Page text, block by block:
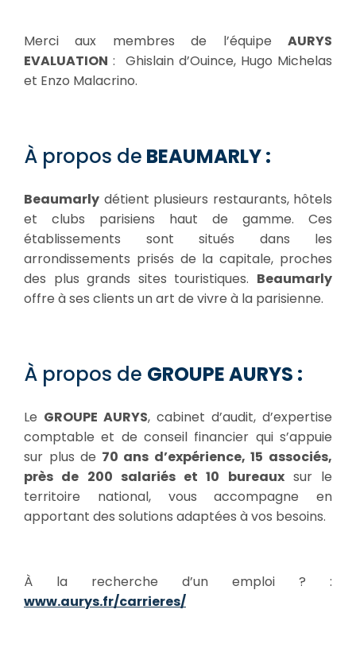
Merci aux membres de l’équipe AURYS
EVALUATION : Ghislain d’Ouince, Hugo Michelas
et Enzo Malacrino.
À propos de BEAUMARLY :
Beaumarly détient plusieurs restaurants, hôtels
et clubs parisiens haut de gamme. Ces
établissements sont situés dans les
arrondissements prisés de la capitale, proches
des plus grands sites touristiques. Beaumarly
offre à ses clients un art de vivre à la parisienne.
À propos de GROUPE AURYS :
Le GROUPE AURYS, cabinet d’audit, d’expertise
comptable et de conseil financier qui s’appuie
sur plus de 70 ans d’expérience, 15 associés,
près de 200 salariés et 10 bureauxsur le
territoire national, vous accompagne en
apportant des solutions adaptées à vos besoins.
À la recherche d’un emploi ? :
www.aurys.fr/carrieres/